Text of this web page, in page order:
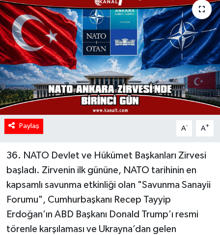
Paylaş A- A+
36. NATO Devlet ve Hükümet Başkanları Zirvesi
başladı. Zirvenin ilk gününe, NATO tarihinin en
kapsamlı savunma etkinliği olan "Savunma Sanayii
Forumu", Cumhurbaşkanı Recep Tayyip
Erdoğan’ın ABD Başkanı Donald Trump’ı resmi
törenle karşılaması ve Ukrayna’dan gelen